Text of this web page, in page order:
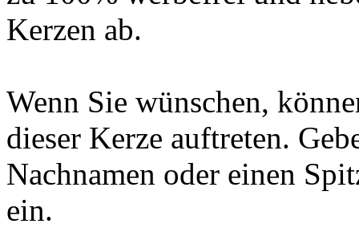
Kerzen ab.
Wenn Sie wünschen,
dieser Kerze auftreten.
Nachnamen oder einen
ein.